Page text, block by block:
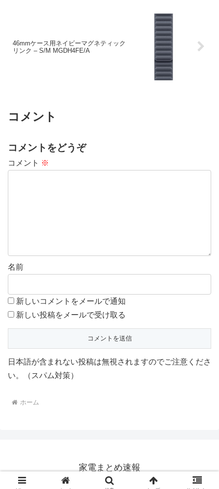
46mmケース用ネイビーマグネティック
リンク – S/M MGDH4FE/A
コメント
コメントをどうぞ
コメント ※
名前
新しいコメントをメールで通知
新しい投稿をメールで受け取る
日本語が含まれない投稿は無視されますのでご注意くださ
い。（スパム対策）
ホーム
家電まとめ速報
© 2023 家電まとめ速報.